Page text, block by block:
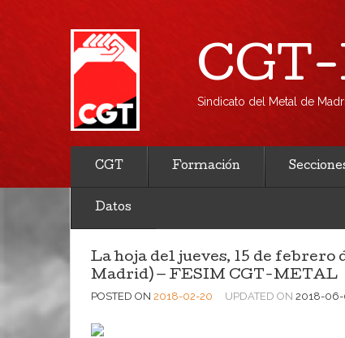
Sindicato del Metal de
CGT Formación
Datos
La hoja del jueves, 15 de febrero
Madrid) — FESIM CGT-METAL
POSTED ON 2018-02-20 UPDATED ON 2018-06-